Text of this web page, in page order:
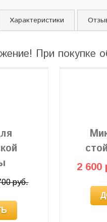
Характеристики
При покупке
руб.
2 600